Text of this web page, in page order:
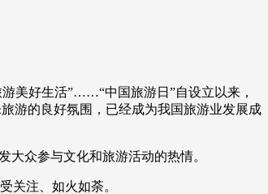
游美好生活”……“中国旅游日”自设立以来，
游的良好氛围，已经成为我国旅游业发展成
大众参与文化和旅游活动的热情。
关注、如火如荼。